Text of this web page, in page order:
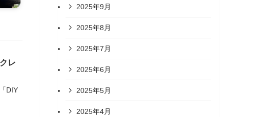
レ
DIY
2025年9月
2025年8月
2025年7月
2025年6月
2025年5月
2025年4月